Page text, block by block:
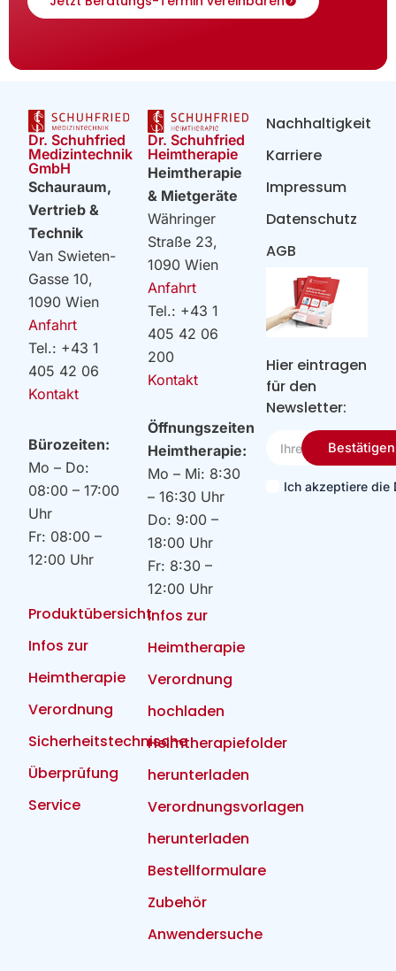
Dr. Schuhfried
Medizintechnik
GmbH
Schauraum,
Vertrieb &
Technik
Van Swieten-
Gasse 10,
1090 Wien
Anfahrt
Tel.: +43 1
405 42 06
Kontakt
Bürozeiten:
Mo – Do:
08:00 – 17:00
Uhr
Fr: 08:00 –
12:00 Uhr
Produktübersicht
Infos zur
Heimtherapie
Verordnung
Sicherheitstechnische
Überprüfung
Service
Dr. Schuhfried
Heimtherapie
Heimtherapie
& Mietgeräte
Währinger
Straße 23,
1090 Wien
Anfahrt
Tel.: +43 1
405 42 06
200
Kontakt
Öffnungszeiten
Heimtherapie:
Mo – Mi: 8:30
– 16:30 Uhr
Do: 9:00 –
18:00 Uhr
Fr: 8:30 –
12:00 Uhr
Infos zur
Heimtherapie
Verordnung
hochladen
Heimtherapiefolder
herunterladen
Verordnungsvorlagen
herunterladen
Bestellformulare
Zubehör
Anwendersuche
Hier eintragen
für den
Newsletter:
Email
Ich akzeptiere die
Bestätigen
Nachhaltigkeit
Karriere
Impressum
Datenschutz
AGB